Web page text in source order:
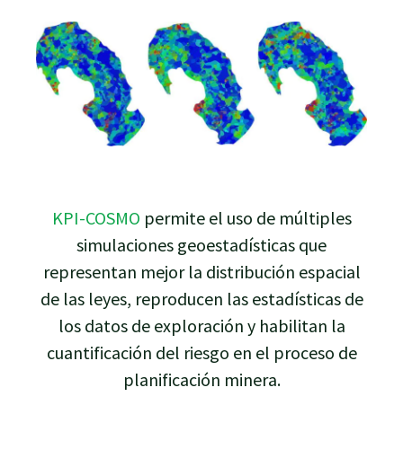
KPI-COSMO permite el uso de múltiples
simulaciones geoestadísticas que
representan mejor la distribución espacial
de las leyes, reproducen las estadísticas de
los datos de exploración y habilitan la
cuantificación del riesgo en el proceso de
planificación minera.